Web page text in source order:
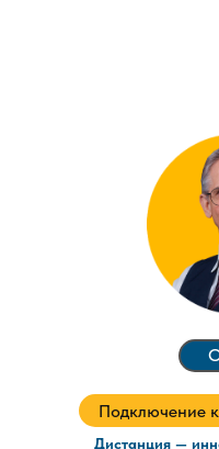
Дистанция —
Подключение